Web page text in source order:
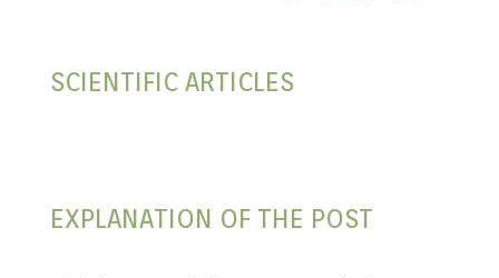
SCIENTIFIC ARTICLES
EXPLANATION OF THE POST